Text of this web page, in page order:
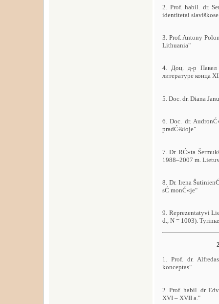
2. Prof. habil. dr.
identitetai
3. Prof. Antony
Lithuania"
4. Доц. д-р Павел
литературе конца
5. Doc. dr. Diana
6. Doc. dr.
pradĆ¾ioje"
7. Dr. RĆ»ta
1988–2007 m.
8. Dr. Irena
sĆ monĆ«je"
9. Reprezentatyvi
d., N = 1003).
1. Prof. dr.
konceptas"
2. Prof. habil. dr.
XVI – XVII a."